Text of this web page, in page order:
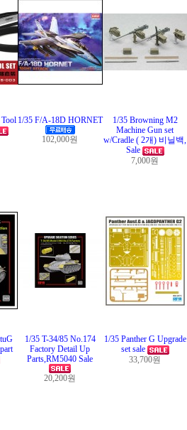
1/35 F/A-18D HORNET
102,000원
1/35 Browning M2
Machine Gun set
w/Cradle ( 2개) 비닐백,
Sale
7,000원
1/35 T-34/85 No.174
Factory Detail Up
Parts,RM5040 Sale
20,200원
1/35 Panther G Upgrade
set sale
33,700원